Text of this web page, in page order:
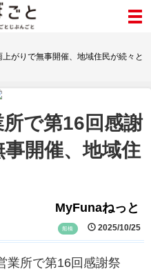
がりで無事開催、地域住民が続々と
で第16回感謝
開催、地域住
MyFunaねっと
船橋 2025/10/25
業所で第16回感謝祭